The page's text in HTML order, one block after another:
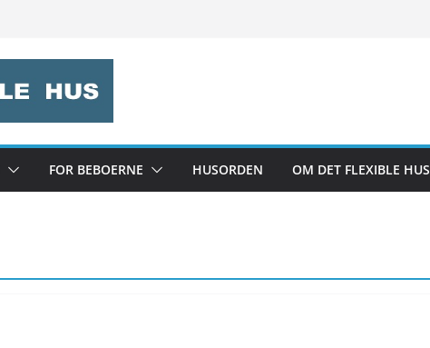
FOR BEBOERNE HUSORDEN OM DET FLEXIBLE HUS